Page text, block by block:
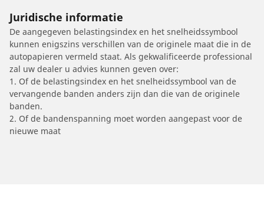
Juridische informatie
De aangegeven belastingsindex en het snelheidssymbool
kunnen enigszins verschillen van de originele maat die in de
autopapieren vermeld staat. Als gekwalificeerde professional
zal uw dealer u advies kunnen geven over:
1. Of de belastingsindex en het snelheidssymbool van de
vervangende banden anders zijn dan die van de originele
banden.
2. Of de bandenspanning moet worden aangepast voor de
nieuwe maat